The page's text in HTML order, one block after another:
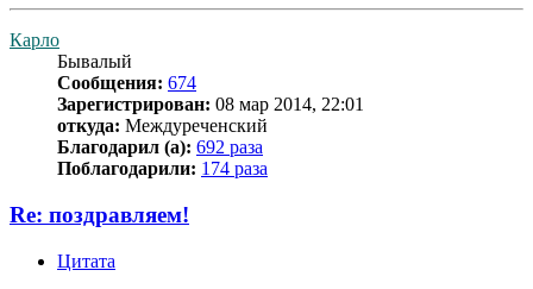
Карло
Бывалый
Сообщения: 674
Зарегистрирован: 08 мар 2014, 22:01
откуда: Междуреченский
Благодарил (а): 692 раза
Поблагодарили: 174 раза
Re: поздравляем!
Цитата